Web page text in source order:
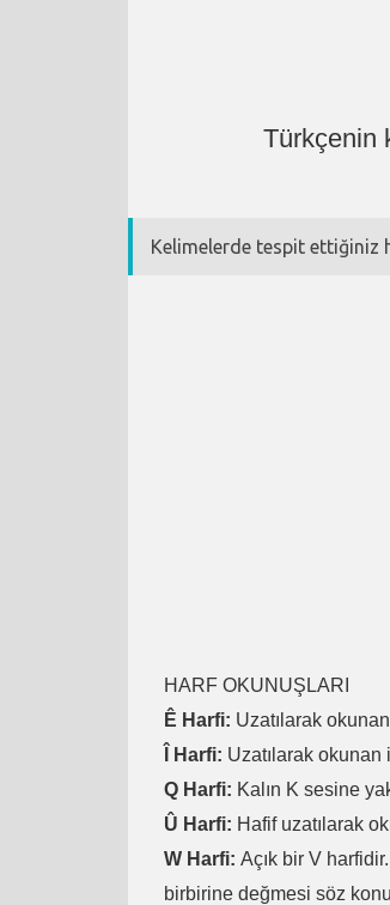
Türkçenin
Kelimelerde tespit ettiğiniz
HARF OKUNUŞLARI
Ê Harfi: Uzatılarak
Î Harfi: Uzatılarak okunan
Q Harfi: Kalın K sesine
Û Harfi: Hafif uzatılarak
W Harfi: Açık bir V
birbirine değmesi söz